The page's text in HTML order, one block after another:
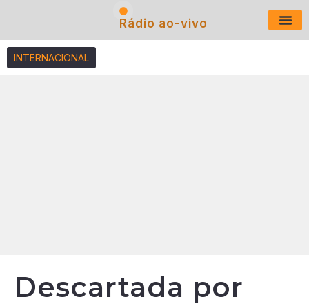
Rádio ao-vivo
INTERNACIONAL
Descartada por